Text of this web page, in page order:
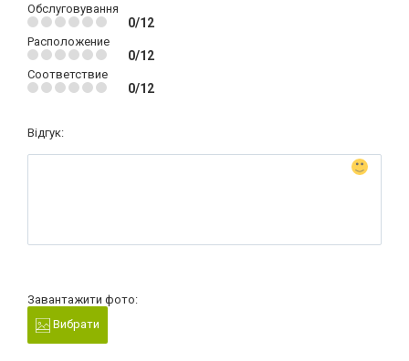
Обслуговування
0/12
Расположение
0/12
Соответствие
0/12
Відгук:
Завантажити фото:
Вибрати